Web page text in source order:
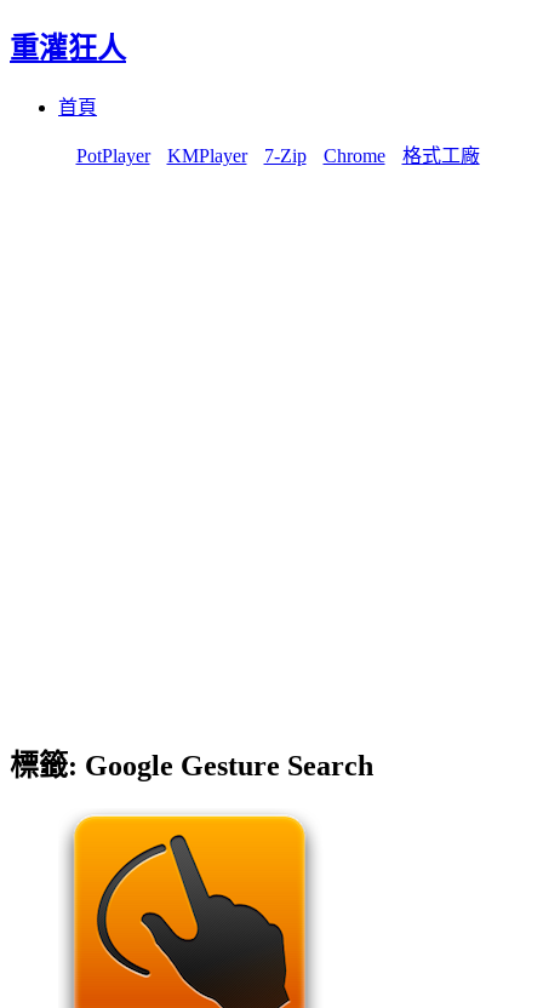
重灌狂人
首頁
PotPlayer KMPlayer 7-Zip Chrome 格式工廠
標籤: Google Gesture Search